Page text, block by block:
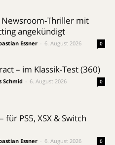
Newsroom-Thriller mit
angekündigt
Essner 6. August 2026 0
– im Klassik-Test (360)
Schmid 6. August 2026 0
für PS5, XSX & Switch
Essner 6. August 2026 0